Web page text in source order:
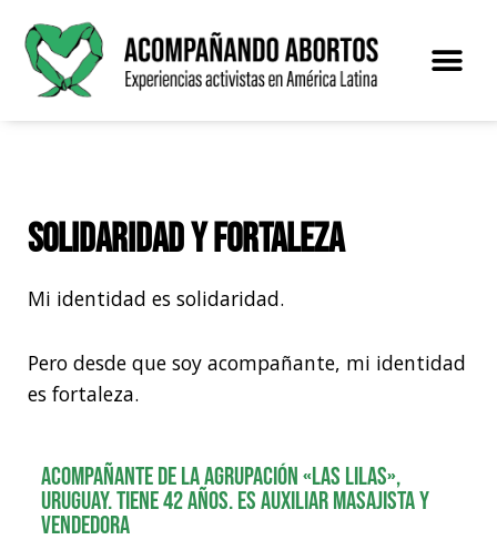
Saltar
contenido
Solidaridad y fortaleza
Mi identidad es solidaridad.
Pero desde que soy acompañante, mi identidad
es fortaleza.
Acompañante de la agrupación «Las Lilas»,
Uruguay. Tiene 42 años. Es auxiliar masajista y
vendedora